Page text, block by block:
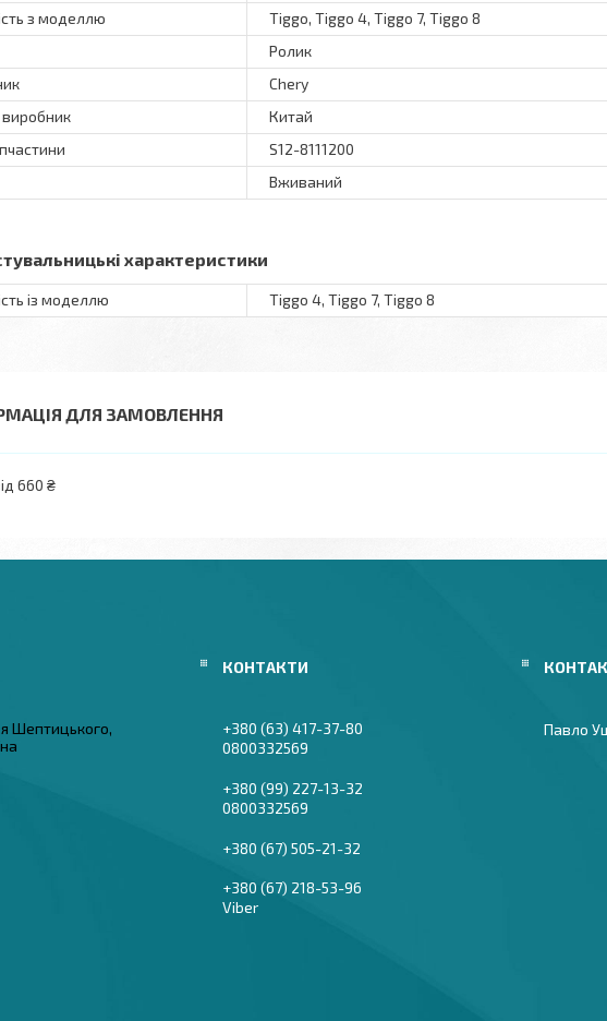
з моделлю
Tiggo, Tiggo 4, Tiggo 7, Tiggo 8
Ролик
Chery
виробник
Китай
S12-8111200
Вживаний
характеристики
із моделлю Tiggo 4, Tiggo 7, Tiggo 8
ДЛЯ ЗАМОВЛЕННЯ
660 ₴
Шептицького,
+380 (63) 417-37-80
0800332569
+380 (99) 227-13-32
0800332569
+380 (67) 505-21-32
+380 (67) 218-53-96
Viber
Павло